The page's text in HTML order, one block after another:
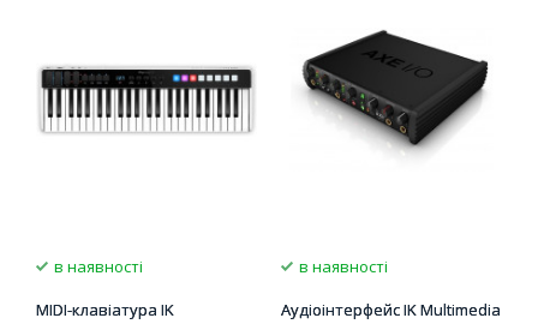
в наявності
MIDI-клавіатура IK
в наявності
Аудіоінтерфейс IK Multimedia